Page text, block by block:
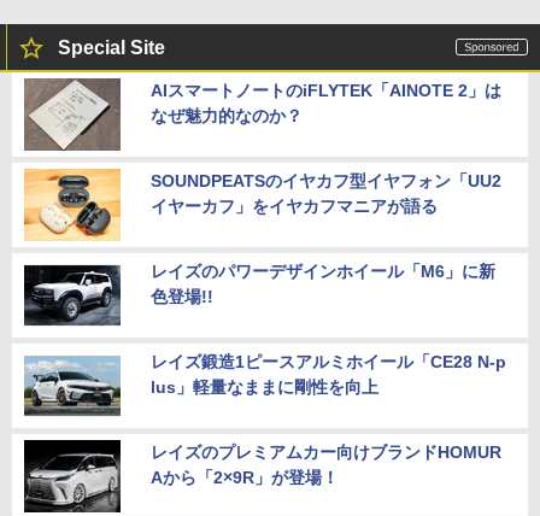
Special Site
AIスマートノートのiFLYTEK「AINOTE 2」は
なぜ魅力的なのか？
SOUNDPEATSのイヤカフ型イヤフォン「UU2
イヤーカフ」をイヤカフマニアが語る
レイズのパワーデザインホイール「M6」に新
色登場!!
レイズ鍛造1ピースアルミホイール「CE28 N-p
lus」軽量なままに剛性を向上
レイズのプレミアムカー向けブランドHOMUR
Aから「2×9R」が登場！